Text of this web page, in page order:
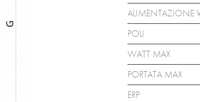
ALIMENTAZIONE
POLI
WATT MAX
PORTATA MAX
ERP